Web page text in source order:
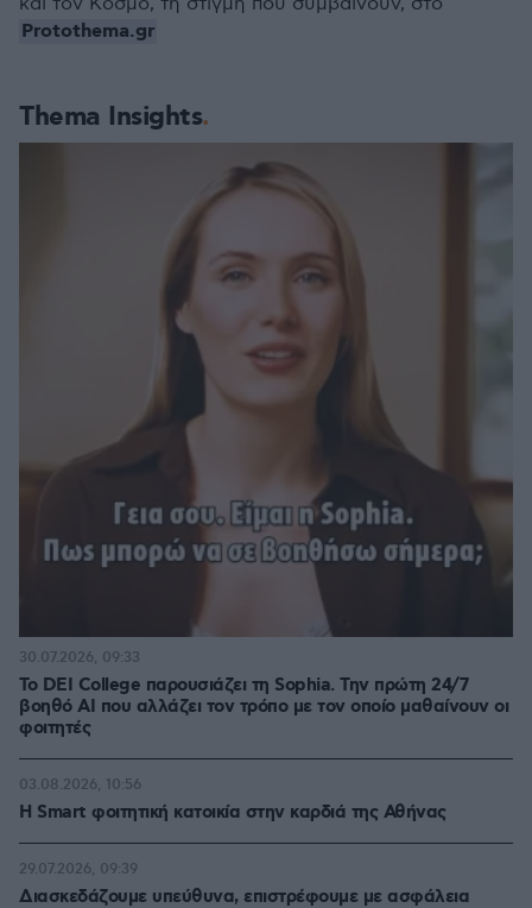
Thema Insights
Το DEI College παρουσιάζει τη Sophia. Την πρώτη 24/7
βοηθό AI που αλλάζει τον τρόπο με τον οποίο μαθαίνουν οι
φοιτητές
30.07.2026, 09:33
Η Smart φοιτητική κατοικία στην καρδιά της Αθήνας
03.08.2026, 10:56
Διασκεδάζουμε υπεύθυνα, επιστρέφουμε με ασφάλεια
29.07.2026, 09:39
Protothema.gr